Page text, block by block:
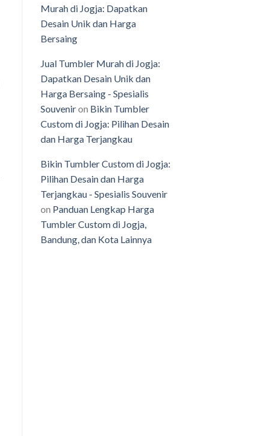
Murah di Jogja: Dapatkan
Desain Unik dan Harga
Bersaing
Jual Tumbler Murah di Jogja:
Dapatkan Desain Unik dan
Harga Bersaing - Spesialis
Souveniron Bikin Tumbler
Custom di Jogja: Pilihan Desain
dan Harga Terjangkau
Bikin Tumbler Custom di Jogja:
Pilihan Desain dan Harga
Terjangkau - Spesialis Souvenir
on Panduan Lengkap Harga
Tumbler Custom di Jogja,
Bandung, dan Kota Lainnya